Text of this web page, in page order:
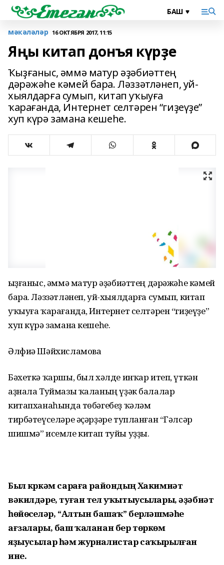
мәкәләләр 16 ОКТЯБРЯ 2017, 11:15
Яңы китап донъя күрҙе
Ҡыҙғаныс, әммә матур әҙәбиәттең
дәрәжәһе кәмей бара. Ләззәтләнеп, уй-
хыялдарға сумып, китап уҡыуға
ҡарағанда, Интернет селтәрен “гиҙеүҙе”
хуп күрә замана кешеһе.
Ҡыҙғаныс, әммә матур әҙәбиәттең дәрәжәһе кәмей
бара. Ләззәтләнеп, уй-хыялдарға сумып, китап
уҡыуға ҡарағанда, Интернет селтәрен “гиҙеүҙе”
хуп күрә замана кешеһе.
Әлфиә Шәйхисламова
Бәхеткә ҡаршы, был хәлде инҡар итеп, үткән
аҙнала Туймазы ҡаланың үҙәк балалар
китапханаһында төбәгебеҙ ҡәләм
тирбәтеүселәре әҫәрҙәре тупланған “Гәлсәр
шишмә” исемле китап туйы уҙҙы.
Был күркәм сараға райондың Хакимиәт
вәкилдәре, туған тел уҡытыусылары, әҙәбиәт
һөйөүселәр, “Алтын башаҡ” берләшмәһе
ағзалары, баш ҡаланан бер төркөм
яҙыусылар һәм журналистар саҡырылған
ине.